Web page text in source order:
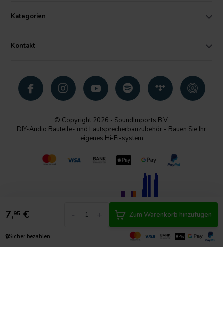
7,95 € Zum Warenkorb hinzufügen
🔒Sicher bezahlen
Kategorien
Kontakt
© Copyright 2026 - SoundImports B.V.
DIY-Audio Bauteile- und Lautsprecherbauzubehör - Bauen Sie Ihr
eigenes Hi-Fi-system